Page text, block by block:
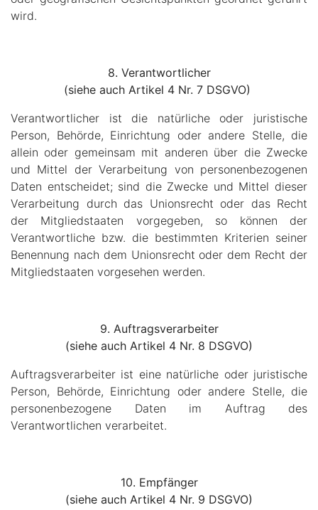
wird.
8. Verantwortlicher
(siehe auch Artikel 4 Nr. 7 DSGVO)
Verantwortlicher ist die natürliche oder juristische
Person, Behörde, Einrichtung oder andere Stelle, die
allein oder gemeinsam mit anderen über die Zwecke
und Mittel der Verarbeitung von personenbezogenen
Daten entscheidet; sind die Zwecke und Mittel dieser
Verarbeitung durch das Unionsrecht oder das Recht
der Mitgliedstaaten vorgegeben, so können der
Verantwortliche bzw. die bestimmten Kriterien seiner
Benennung nach dem Unionsrecht oder dem Recht der
Mitgliedstaaten vorgesehen werden.
9. Auftragsverarbeiter
(siehe auch Artikel 4 Nr. 8 DSGVO)
Auftragsverarbeiter ist eine natürliche oder juristische
Person, Behörde, Einrichtung oder andere Stelle, die
personenbezogene Daten im Auftrag des
Verantwortlichen verarbeitet.
10. Empfänger
(siehe auch Artikel 4 Nr. 9 DSGVO)